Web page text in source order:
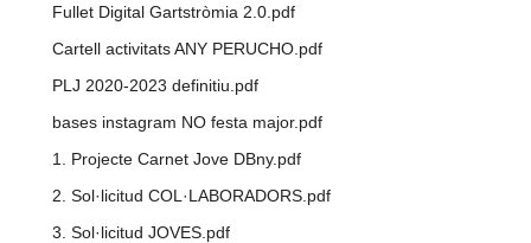
Fullet Digital Gartstròmia 2.0.pdf
Cartell activitats ANY PERUCHO.pdf
PLJ 2020-2023 definitiu.pdf
bases instagram NO festa major.pdf
1. Projecte Carnet Jove DBny.pdf
2. Sol·licitud COL·LABORADORS.pdf
3. Sol·licitud JOVES.pdf